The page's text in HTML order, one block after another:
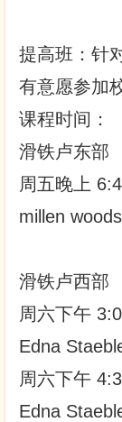
提高班：针
有意愿参加
课程时间：
滑铁卢东部
周五晚上
millen
滑铁卢西部
周六下午
Edna
周六下午
Edna